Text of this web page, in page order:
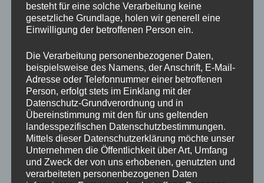
Unsere Route im Überblick
Gräfenthal Markt
Kaltes Brünnle
Thüringer Warte
Lichtenhain (Zwischenstopp & Stärkung)
Gasthaus Obere Juchhe (Abschluss) Unsere
diesjährige SSV Osterwanderung startete am Markt
in Gräfenthal und führte uns über eine
abwechslungsreiche Strecke durch unsere
wunderschöne Umgebung. Von dort ging …
MEHRÜBER „OSTERWANDERUNG
LESEN
besteht für eine solche Verarbeitung keine
gesetzliche Grundlage, holen wir generell eine
Einwilligung der betroffenen Person ein.
Die Verarbeitung personenbezogener Daten,
beispielsweise des Namens, der Anschrift, E-Mail-
Adresse oder Telefonnummer einer betroffenen
Person, erfolgt stets im Einklang mit der
Datenschutz-Grundverordnung und in
Übereinstimmung mit den für uns geltenden
landesspezifischen Datenschutzbestimmungen.
Mittels dieser Datenschutzerklärung möchte unser
Unternehmen die Öffentlichkeit über Art, Umfang
und Zweck der von uns erhobenen, genutzten und
verarbeiteten personenbezogenen Daten